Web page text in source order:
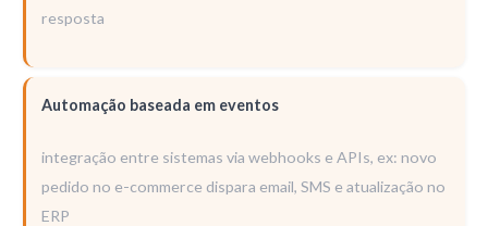
resposta
Automação baseada em eventos
integração entre sistemas via webhooks e APIs, ex: novo
pedido no e-commerce dispara email, SMS e atualização no
ERP